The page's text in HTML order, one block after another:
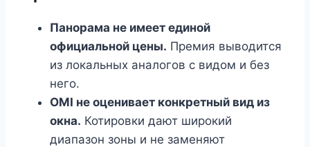
Панорама не имеет единой
официальной цены. Премия выводится
из локальных аналогов с видом и без
него.
OMI не оценивает конкретный вид из
окна. Котировки дают широкий
диапазон зоны и не заменяют